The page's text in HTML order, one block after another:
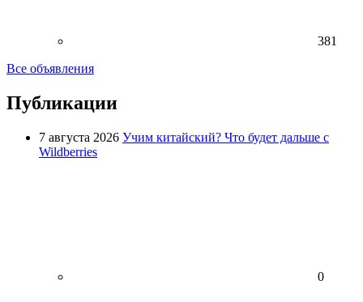
381
Все объявления
Публикации
7 августа 2026 Учим китайский? Что будет дальше с
Wildberries
0